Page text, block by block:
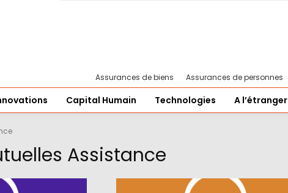
Assurances de biens Assurances de personnes
Capital Humain Technologies A l’étranger
Assistance